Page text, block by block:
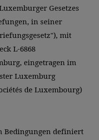
Gesetzes
in seiner
mit
L-6868
eingetragen im
Luxemburg
de Luxembourg)
Bedingungen definiert